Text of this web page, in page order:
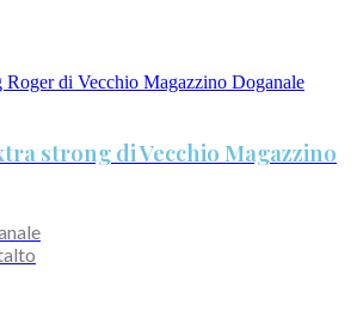
strong di Vecchio Magazzino